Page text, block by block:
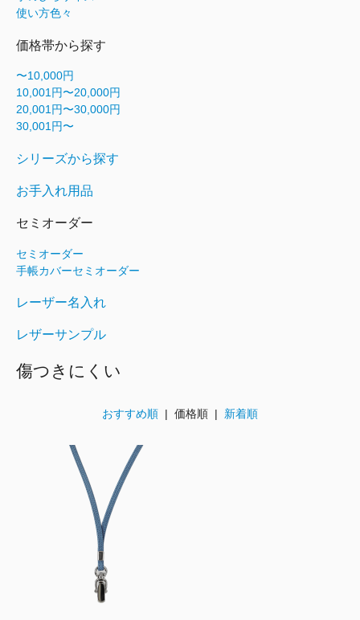
使い方色々
価格帯から探す
〜10,000円
10,001円〜20,000円
20,001円〜30,000円
30,001円〜
シリーズから探す
お手入れ用品
セミオーダー
セミオーダー
手帳カバーセミオーダー
レーザー名入れ
レザーサンプル
傷つきにくい
おすすめ順 | 価格順 | 新着順